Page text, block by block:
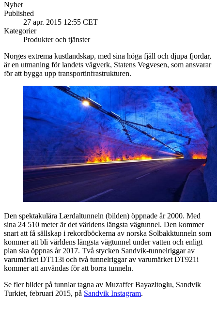
Nyhet
Published
27 apr. 2015 12:55 CET
Kategorier
Produkter och tjänster
Norges extrema kustlandskap, med sina höga fjäll och djupa fjordar,
är en utmaning för landets vägverk, Statens Vegvesen, som ansvarar
för att bygga upp transportinfrastrukturen.
Den spektakulära Lærdaltunneln (bilden) öppnade år 2000. Med
sina 24 510 meter är det världens längsta vägtunnel. Den kommer
snart att få sällskap i rekordböckerna av norska Solbakktunneln som
kommer att bli världens längsta vägtunnel under vatten och enligt
plan ska öppnas år 2017. Två stycken Sandvik-tunnelriggar av
varumärket DT113i och två tunnelriggar av varumärket DT921i
kommer att användas för att borra tunneln.
Se fler bilder på tunnlar tagna av Muzaffer Bayazitoglu, Sandvik
Turkiet, februari 2015, på Sandvik Instagram.